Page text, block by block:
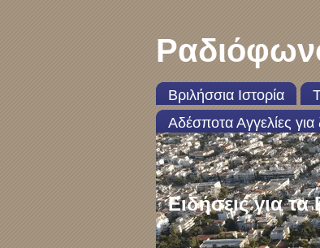
Βριλήσσια Ιστορία
Αδέσποτα Αγγελίες
Ειδήσεις για